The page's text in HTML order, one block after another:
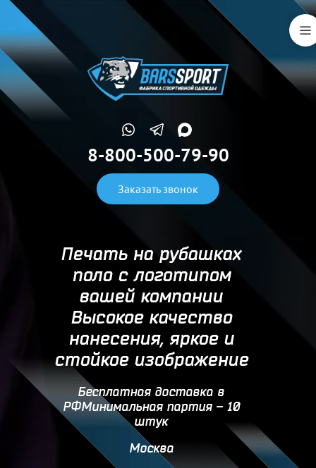
8-800-500-79-90
Заказать звонок
Печать на рубашках
поло с логотипом
вашей компании
Высокое качество
нанесения, яркое и
стойкое изображение
Бесплатная доставка в
РФМинимальная партия – 10
штук
Москва